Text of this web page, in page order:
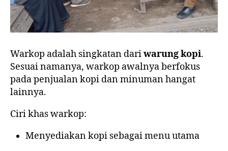
Warkop adalah singkatan dariwarung kopi.
Sesuai namanya, warkop awalnya berfokus
pada penjualan kopi dan minuman hangat
lainnya.
Ciri khas warkop:
Menyediakan kopi sebagai menu utama